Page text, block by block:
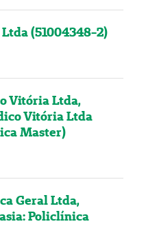
(51004348-2)
Vitória Ltda,
Vitória Ltda
Master)
Geral Ltda,
Policlínica